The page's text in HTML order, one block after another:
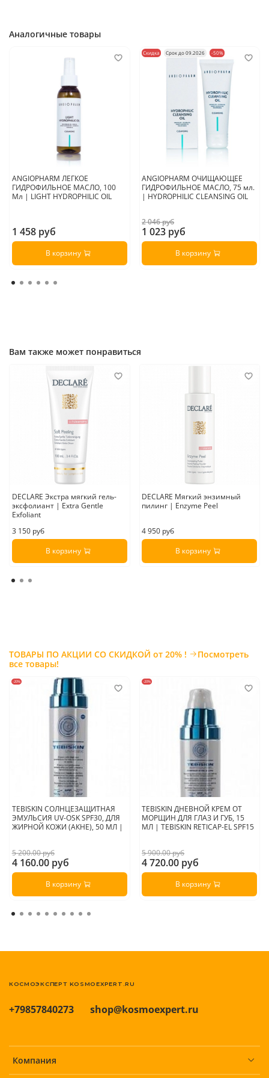
Аналогичные товары
ANGIOPHARM ЛЕГКОЕ
ГИДРОФИЛЬНОЕ МАСЛО, 100
Мл | LIGHT HYDROPHILIC OIL
1 458 руб
В корзину
Скидка Срок до 09.2026 -50%
ANGIOPHARM ОЧИЩАЮЩЕЕ
ГИДРОФИЛЬНОЕ МАСЛО, 75 мл.
| HYDROPHILIC CLEANSING OIL
2 046 руб
1 023 руб
В корзину
Вам также может понравиться
DECLARE Экстра мягкий гель-
эксфолиант | Extra Gentle
Exfoliant
3 150 руб
В корзину
DECLARE Мягкий энзимный
пилинг | Enzyme Peel
4 950 руб
В корзину
ТОВАРЫ ПО АКЦИИ СО СКИДКОЙ от 20% !
Посмотреть
все товары!
-20%
TEBISKIN СОЛНЦЕЗАЩИТНАЯ
ЭМУЛЬСИЯ UV-OSK SPF30, ДЛЯ
ЖИРНОЙ КОЖИ (АКНЕ), 50 МЛ |
5 200.00 руб
4 160.00 руб
В корзину
-20%
TEBISKIN ДНЕВНОЙ КРЕМ ОТ
МОРЩИН ДЛЯ ГЛАЗ И ГУБ, 15
МЛ | TEBISKIN RETICAP-EL SPF15
5 900.00 руб
4 720.00 руб
В корзину
Компания
+79857840273 shop@kosmoexpert.ru
КОСМОЭКСПЕРТ KOSMOEXPERT.RU